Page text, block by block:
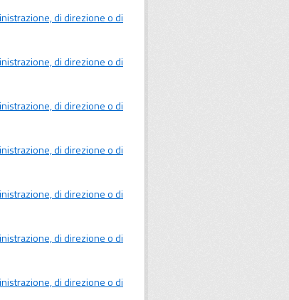
di direzione o di
di direzione o di
di direzione o di
di direzione o di
di direzione o di
di direzione o di
di direzione o di